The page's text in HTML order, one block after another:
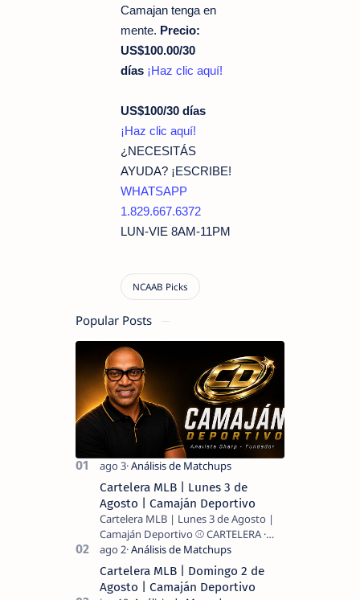
Camajan tenga en
mente. Precio:
US$100.00/30
días ¡Haz clic aquí!
US$100/30 días
¡Haz clic aquí!
¿NECESITÁS
AYUDA? ¡ESCRIBE!
WHATSAPP
1.829.667.6372
LUN-VIE 8AM-11PM
Popular Posts
Cartelera MLB | Lunes 3 de
Agosto | Camaján Deportivo
Cartelera MLB | Lunes 3 de Agosto |
Camaján Deportivo ⚾ CARTELERA ·
Cartelera MLB | Domingo 2 de
Agosto | Camaján Deportivo